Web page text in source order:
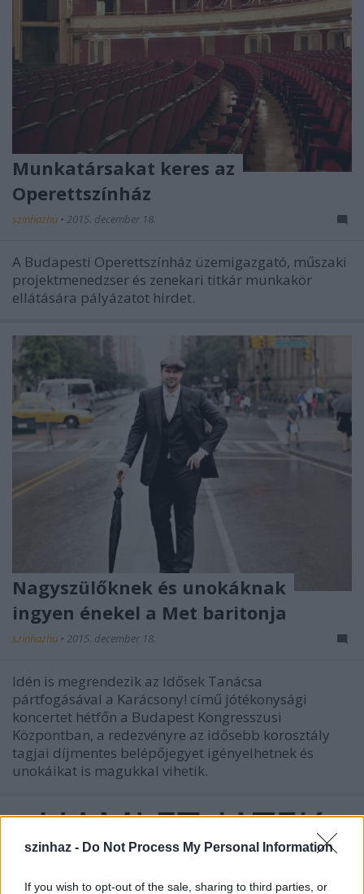
szinhaz - Do Not Process My Personal Information
If you wish to opt-out of the sale, sharing to third parties, or
Munkatársakat keres az
Operettszínház
szinhazhu • 2015. december 18.
A Budapesti Operettszínház üzemigazgató, műszaki
projektmenedzser és zenekari titkár munkakör
ellátására pályázatot hirdet.
Nagyszülőknek és unokáknak
ingyen énekel a Met baritonja
szinhazhu • 2015. december 18.
Idén is megrendezik az Idősek Tanácsa
pártfogásával a Karácsony! című jótékonysági
koncertet hétfőn a Budapest Kongresszusi
Központban, a redezvényre az idősebb korosztály
tagjai díjmentes belépőjegyet igényelhetnek és
unokáikat is magukkal vihetik.